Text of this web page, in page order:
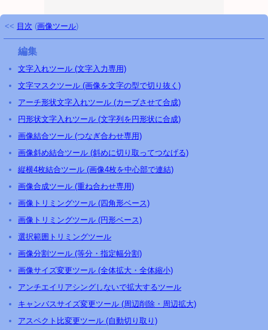
<< 目次 (画像ツール)
編集
文字入れツール (文字入力専用)
文字マスクツール (画像を文字の型で切り抜く)
アーチ形状文字入れツール (カーブさせて合成)
円形状文字入れツール (文字列を円形状に合成)
画像結合ツール (つなぎ合わせ専用)
画像斜め結合ツール (斜めに切り取ってつなげる)
縦横4枚結合ツール (画像4枚を中心部で連結)
画像合成ツール (重ね合わせ専用)
画像トリミングツール (四角形ベース)
画像トリミングツール (円形ベース)
選択範囲トリミングツール
画像分割ツール (等分・指定幅分割)
画像サイズ変更ツール (全体拡大・全体縮小)
アンチエイリアシングしないで拡大するツール
キャンバスサイズ変更ツール (周辺削除・周辺拡大)
アスペクト比変更ツール (自動切り取り)